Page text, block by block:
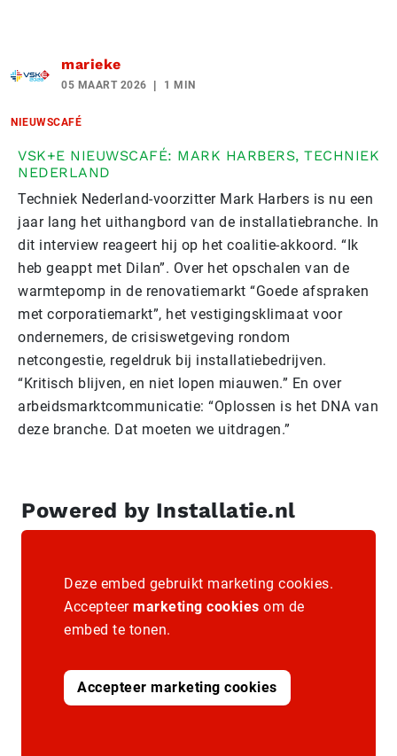
marieke
05 MAART 2026 1 MIN
NIEUWSCAFÉ
VSK+E NIEUWSCAFÉ: MARK HARBERS, TECHNIEK
NEDERLAND
Techniek Nederland-voorzitter Mark Harbers is nu een
jaar lang het uithangbord van de installatiebranche. In
dit interview reageert hij op het coalitie-akkoord. “Ik
heb geappt met Dilan”. Over het opschalen van de
warmtepomp in de renovatiemarkt “Goede afspraken
met corporatiemarkt”, het vestigingsklimaat voor
ondernemers, de crisiswetgeving rondom
netcongestie, regeldruk bij installatiebedrijven.
“Kritisch blijven, en niet lopen miauwen.” En over
arbeidsmarktcommunicatie: “Oplossen is het DNA van
deze branche. Dat moeten we uitdragen.”
Powered by Installatie.nl
Deze embed gebruikt marketing cookies.
Accepteer marketing cookies om de
embed te tonen.
Accepteer marketing cookies